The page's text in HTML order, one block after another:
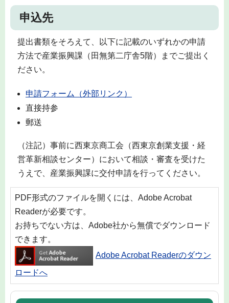
申込先
提出書類をそろえて、以下に記載のいずれかの申請
方法で産業振興課（田無第二庁舎5階）までご提出く
ださい。
申請フォーム（外部リンク）
直接持参
郵送
（注記）事前に西東京商工会（西東京創業支援・経
営革新相談センター）において相談・審査を受けた
うえで、産業振興課に交付申請を行ってください。
PDF形式のファイルを開くには、Adobe Acrobat
Readerが必要です。
お持ちでない方は、Adobe社から無償でダウンロード
できます。
Adobe Acrobat Readerのダウン
ロードへ